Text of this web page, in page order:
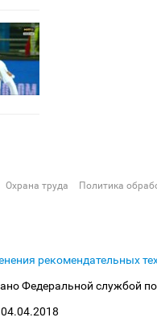
Охрана труда Политика
рекомендательных
Федеральной службой